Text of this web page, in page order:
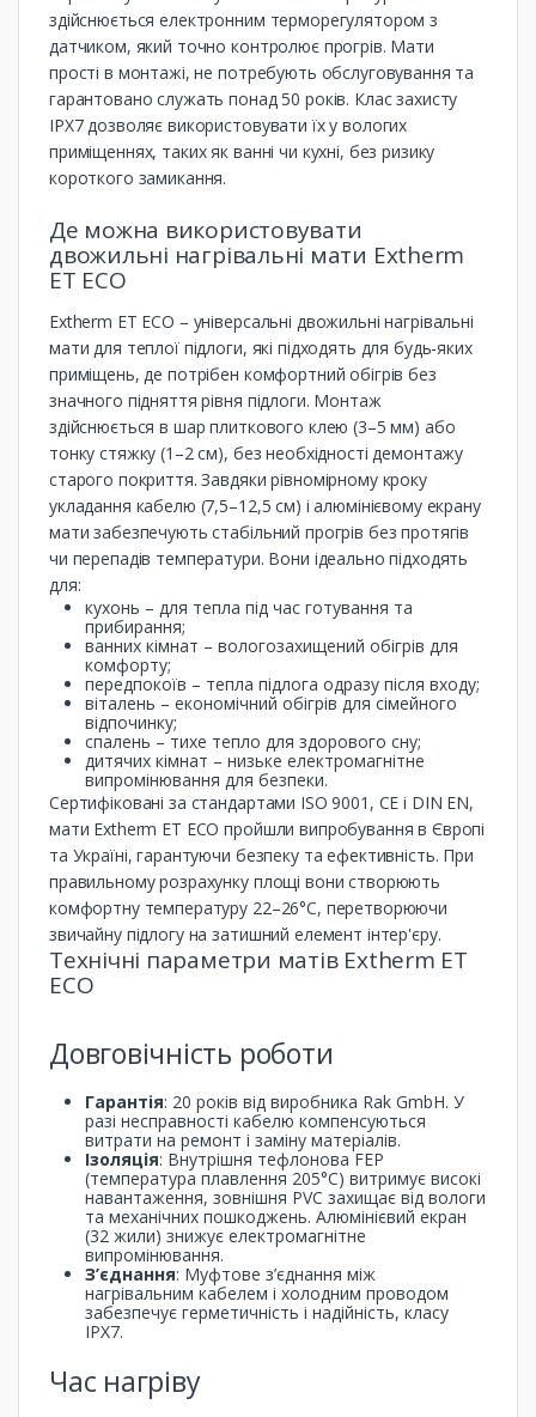
здійснюється електронним терморегулятором з
датчиком, який точно контролює прогрів. Мати
прості в монтажі, не потребують обслуговування та
гарантовано служать понад 50 років. Клас захисту
IPX7 дозволяє використовувати їх у вологих
приміщеннях, таких як ванні чи кухні, без ризику
короткого замикання.
Де можна використовувати
двожильні нагрівальні мати Extherm
ET ECO
Extherm ET ECO – універсальні двожильні нагрівальні
мати для теплої підлоги, які підходять для будь-яких
приміщень, де потрібен комфортний обігрів без
значного підняття рівня підлоги. Монтаж
здійснюється в шар плиткового клею (3–5 мм) або
тонку стяжку (1–2 см), без необхідності демонтажу
старого покриття. Завдяки рівномірному кроку
укладання кабелю (7,5–12,5 см) і алюмінієвому екрану
мати забезпечують стабільний прогрів без протягів
чи перепадів температури. Вони ідеально підходять
для:
кухонь – для тепла під час готування та
прибирання;
ванних кімнат – вологозахищений обігрів для
комфорту;
передпокоїв – тепла підлога одразу після входу;
віталень – економічний обігрів для сімейного
відпочинку;
спалень – тихе тепло для здорового сну;
дитячих кімнат – низьке електромагнітне
випромінювання для безпеки.
Сертифіковані за стандартами ISO 9001, CE і DIN EN,
мати Extherm ET ECO пройшли випробування в Європі
та Україні, гарантуючи безпеку та ефективність. При
правильному розрахунку площі вони створюють
комфортну температуру 22–26°C, перетворюючи
звичайну підлогу на затишний елемент інтер'єру.
Технічні параметри матів Extherm ET
ECO
Довговічність роботи
Гарантія: 20 років від виробника Rak GmbH. У
разі несправності кабелю компенсуються
витрати на ремонт і заміну матеріалів.
Ізоляція: Внутрішня тефлонова FEP
(температура плавлення 205°C) витримує високі
навантаження, зовнішня PVC захищає від вологи
та механічних пошкоджень. Алюмінієвий екран
(32 жили) знижує електромагнітне
випромінювання.
З’єднання: Муфтове з’єднання між
нагрівальним кабелем і холодним проводом
забезпечує герметичність і надійність, класу
IPX7.
Час нагріву